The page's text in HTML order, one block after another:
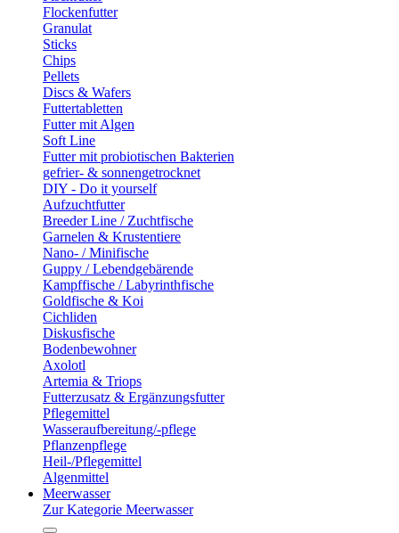
Flockenfutter
Granulat
Sticks
Chips
Pellets
Discs & Wafers
Futtertabletten
Futter mit Algen
Soft Line
Futter mit probiotischen Bakterien
gefrier- & sonnengetrocknet
DIY - Do it yourself
Aufzuchtfutter
Breeder Line / Zuchtfische
Garnelen & Krustentiere
Nano- / Minifische
Guppy / Lebendgebärende
Kampffische / Labyrinthfische
Goldfische & Koi
Cichliden
Diskusfische
Bodenbewohner
Axolotl
Artemia & Triops
Futterzusatz & Ergänzungsfutter
Pflegemittel
Wasseraufbereitung/-pflege
Pflanzenpflege
Heil-/Pflegemittel
Algenmittel
Meerwasser
Zur Kategorie Meerwasser